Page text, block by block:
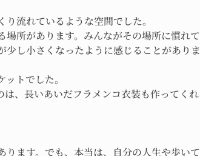
流れているような空間でした。
所があります。みんながその場所に慣れて
し小さくなったように感じることがありま
トでした。
、長いあいだフラメンコ衣装も作ってくれ
ます。でも、本当は、自分の人生や歩いて